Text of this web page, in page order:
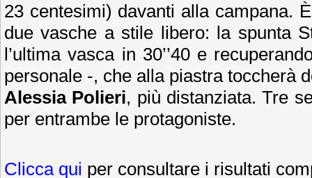
23 centesimi) davanti alla campana.
due vasche a stile libero: la spunta
l’ultima vasca in 30’’40 e
personale -, che alla piastra toccherà
Alessia Polieri, più distanziata. Tre
per entrambe le protagoniste.
Clicca qui per consultare i risultati